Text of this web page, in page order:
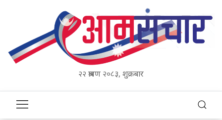
२२ श्रावण २०८३, शुक्रबार